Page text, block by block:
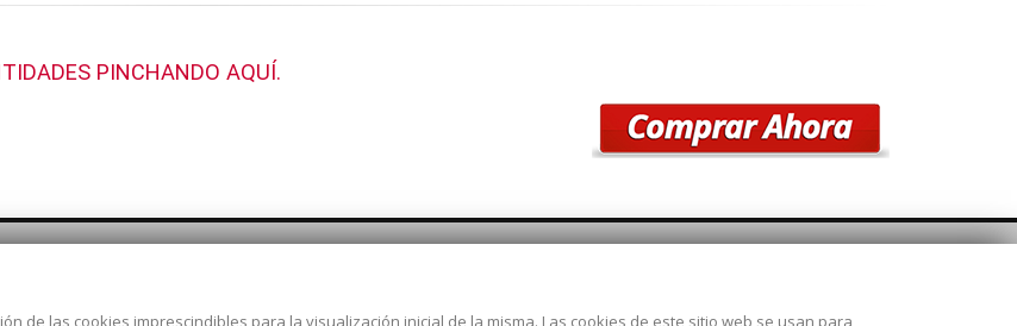
PINCHANDO AQUÍ.
de las cookies imprescindibles para la visualización inicial de la misma. Las cookies de este sitio web se usan para